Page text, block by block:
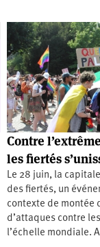
Contre
les fiertés
Le 28 juin, la
des fiertés, un
contexte de montée
d’attaques contre
l’échelle mondiale.